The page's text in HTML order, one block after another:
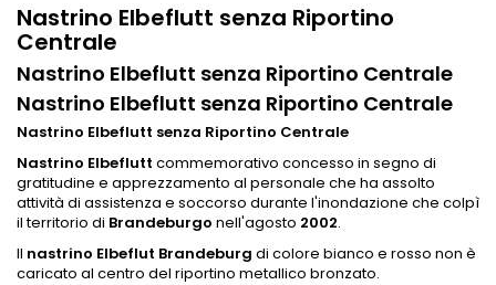
Nastrino Elbeflutt senza Riportino
Centrale
Nastrino Elbeflutt senza Riportino Centrale
Nastrino Elbeflutt senza Riportino Centrale
Nastrino Elbeflutt senza Riportino Centrale
Nastrino Elbeflutt commemorativo concesso in segno di
gratitudine e apprezzamento al personale che ha assolto
attività di assistenza e soccorso durante l'inondazione che colpì
il territorio di Brandeburgo nell'agosto 2002.
Il nastrino Elbeflut Brandeburg di colore bianco e rosso non è
caricato al centro del riportino metallico bronzato.